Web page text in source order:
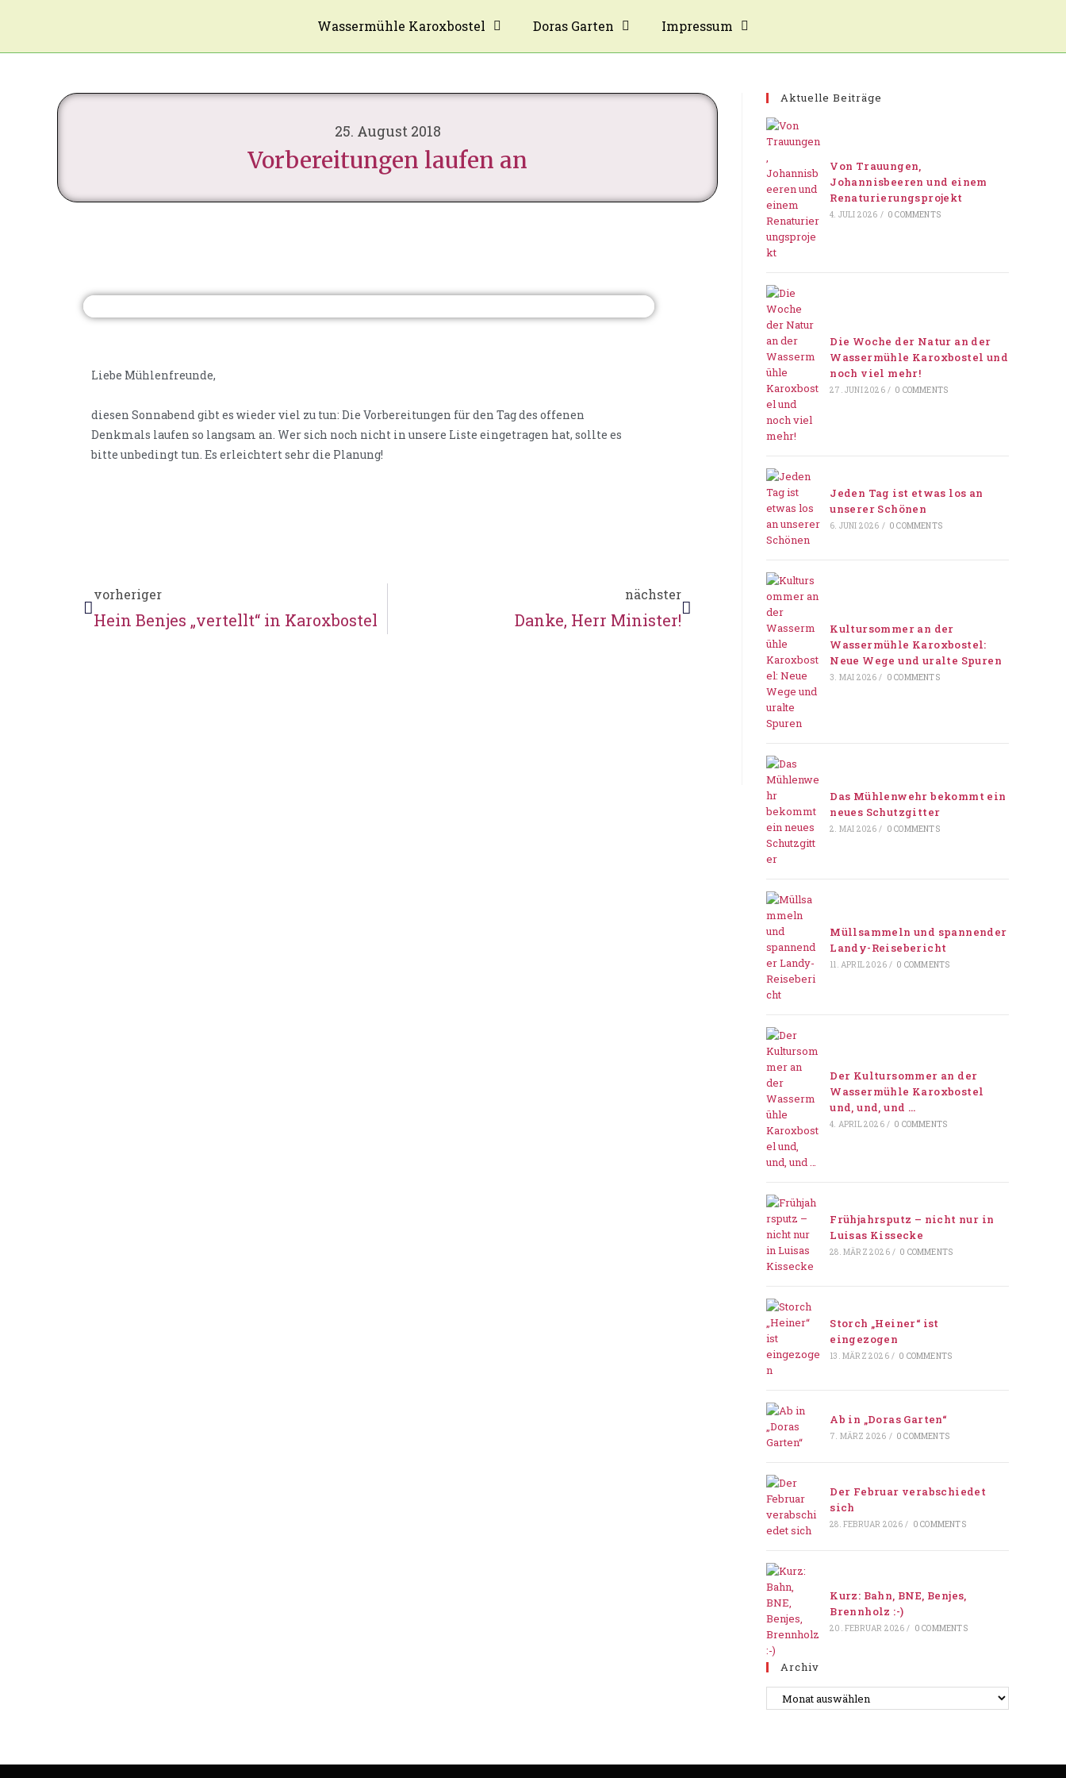
Wassermühle Karoxbostel Doras Garten Impressum
25. August 2018
Vorbereitungen laufen an
Liebe Mühlenfreunde,
diesen Sonnabend gibt es wieder viel zu tun: Die Vorbereitungen für den Tag des offenen
Denkmals laufen so langsam an. Wer sich noch nicht in unsere Liste eingetragen hat, sollte es
bitte unbedingt tun. Es erleichtert sehr die Planung!
vorheriger
Hein Benjes „vertellt“ in Karoxbostel
nächster
Danke, Herr Minister!
Aktuelle Beiträge
Von Trauungen,
Johannisbeeren und einem
Renaturierungsprojekt
4. JULI 2026 / 0 COMMENTS
Die Woche der Natur an der
Wassermühle Karoxbostel und
noch viel mehr!
27. JUNI 2026 / 0 COMMENTS
Jeden Tag ist etwas los an
unserer Schönen
6. JUNI 2026 / 0 COMMENTS
Kultursommer an der
Wassermühle Karoxbostel:
Neue Wege und uralte Spuren
3. MAI 2026 / 0 COMMENTS
Das Mühlenwehr bekommt ein
neues Schutzgitter
2. MAI 2026 / 0 COMMENTS
Müllsammeln und spannender
Landy-Reisebericht
11. APRIL 2026 / 0 COMMENTS
Der Kultursommer an der
Wassermühle Karoxbostel
und, und, und …
4. APRIL 2026 / 0 COMMENTS
Frühjahrsputz – nicht nur in
Luisas Kissecke
28. MÄRZ 2026 / 0 COMMENTS
Storch „Heiner“ ist
eingezogen
13. MÄRZ 2026 / 0 COMMENTS
Ab in „Doras Garten“
7. MÄRZ 2026 / 0 COMMENTS
Der Februar verabschiedet
sich
28. FEBRUAR 2026 / 0 COMMENTS
Kurz: Bahn, BNE, Benjes,
Brennholz :-)
20. FEBRUAR 2026 / 0 COMMENTS
Archiv